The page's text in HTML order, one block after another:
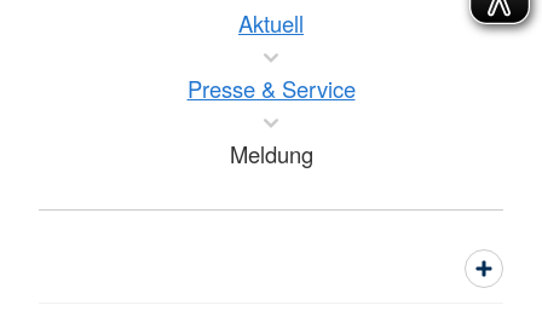
Aktuell
Presse & Service
Meldung